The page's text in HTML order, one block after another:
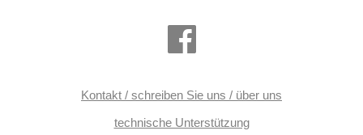
Kontakt / schreiben Sie uns / über uns
technische Unterstützung